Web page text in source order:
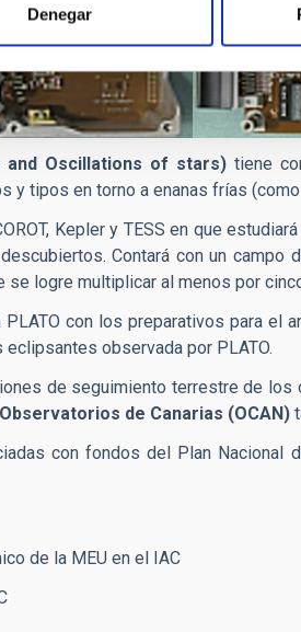
Denegar
and Oscillations of stars)tiene
y tipos en torno a enanas frías
Kepler y TESS en que
Contará con un
logre multiplicar al menos por
con los preparativos para
observada por PLATO.
de seguimiento terrestre de
Observatorios de Canarias (OCAN)
con fondos del Plan
de la MEU en el IAC